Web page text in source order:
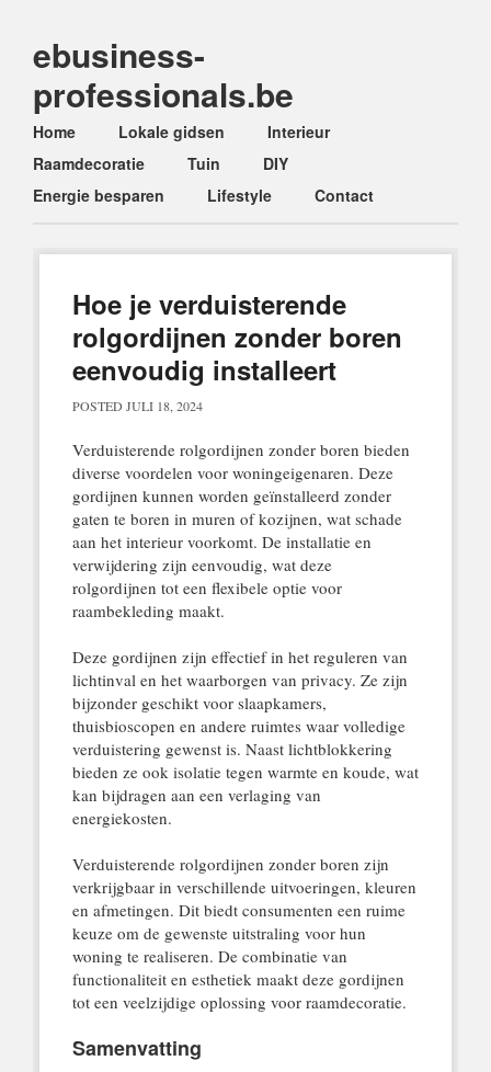
ebusiness-
professionals.be
Main menu
Skip
to
content
Home Lokale gidsen
Interieur
Raamdecoratie
Tuin
DIY
Energie besparen
Lifestyle Contact
Hoe je verduisterende
rolgordijnen zonder boren
eenvoudig installeert
POSTED JULI 18, 2024
Verduisterende rolgordijnen zonder boren bieden
diverse voordelen voor woningeigenaren. Deze
gordijnen kunnen worden geïnstalleerd zonder
gaten te boren in muren of kozijnen, wat schade
aan het interieur voorkomt. De installatie en
verwijdering zijn eenvoudig, wat deze
rolgordijnen tot een flexibele optie voor
raambekleding maakt.
Deze gordijnen zijn effectief in het reguleren van
lichtinval en het waarborgen van privacy. Ze zijn
bijzonder geschikt voor slaapkamers,
thuisbioscopen en andere ruimtes waar volledige
verduistering gewenst is. Naast lichtblokkering
bieden ze ook isolatie tegen warmte en koude, wat
kan bijdragen aan een verlaging van
energiekosten.
Verduisterende rolgordijnen zonder boren zijn
verkrijgbaar in verschillende uitvoeringen, kleuren
en afmetingen. Dit biedt consumenten een ruime
keuze om de gewenste uitstraling voor hun
woning te realiseren. De combinatie van
functionaliteit en esthetiek maakt deze gordijnen
tot een veelzijdige oplossing voor raamdecoratie.
Samenvatting